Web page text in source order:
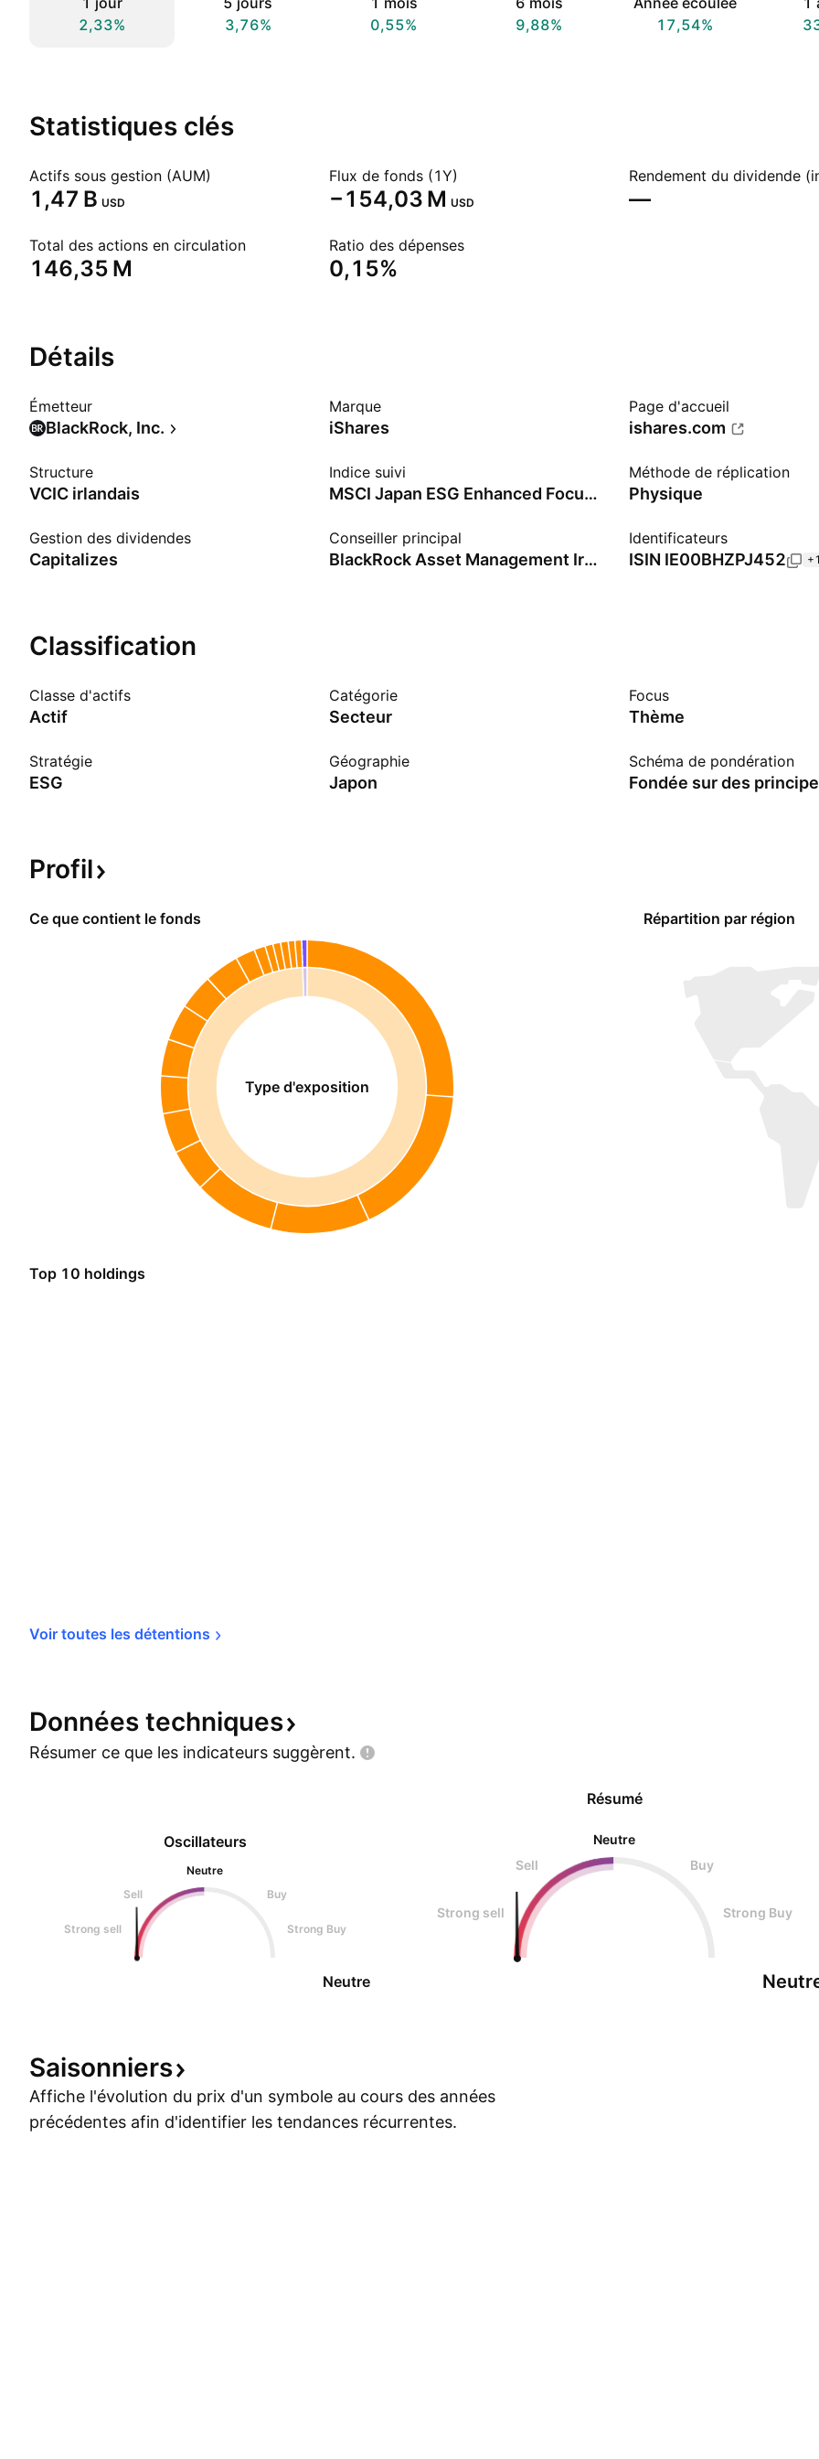
2,33%
3,76%
0,55%
9,88%
17,54%
Statistiques clés
Actifs sous gestion (AUM)
‪1,47 B‬ USD
Flux de fonds (1Y)
‪−154,03 M‬ USD
Rendement du dividende
—
Total des actions en circulation
‪146,35 M‬
Ratio des dépenses
0,15%
Détails
Émetteur
BlackRock, Inc.
Marque
iShares
Page d'accueil
ishares.com
Structure
VCIC irlandais
Indice suivi
MSCI Japan ESG Enhanced Focus CTB Index - Benchmark TR Net
Méthode de réplication
Physique
Gestion des dividendes
Capitalizes
Conseiller principal
BlackRock Asset Management Ireland Ltd.
Identificateurs
ISIN IE00BHZPJ452
Classification
Classe d'actifs
Actif
Catégorie
Secteur
Focus
Thème
Stratégie
ESG
Géographie
Japon
Schéma de pondération
Fondée sur des
Profil
Ce que contient le fonds
Type d'exposition
Répartition par région
Top 10 holdings
Voir toutes les détentions
Données techniques
Résumer ce que les indicateurs suggèrent.
Oscillateurs
Neutre
Sell
Buy
Strong sell Strong Buy
Neutre
Résumé
Neutre
Sell
Buy
Strong sell Strong Buy
Saisonniers
Affiche l'évolution du prix d'un symbole au cours des années
précédentes afin d'identifier les tendances récurrentes.